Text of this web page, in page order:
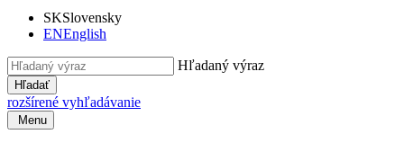
SKSlovensky
ENEnglish
Hľadaný výraz
Hľadať
rozšírené vyhľadávanie
Menu